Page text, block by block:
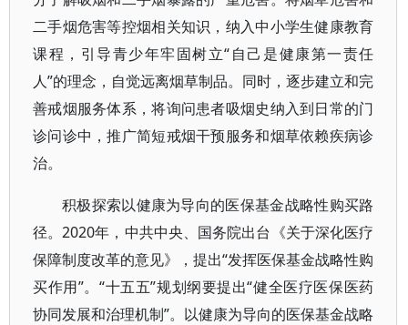
二手烟危害等控烟相关知识，纳入中小学生健康教育
课程，引导青少年牢固树立“自己是健康第一责任
人”的理念，自觉远离烟草制品。同时，逐步建立和完
善戒烟服务体系，将询问患者吸烟史纳入到日常的门
诊问诊中，推广简短戒烟干预服务和烟草依赖疾病诊
治。
积极探索以健康为导向的医保基金战略性购买路
径。2020年，中共中央、国务院出台《关于深化医疗
保障制度改革的意见》，提出“发挥医保基金战略性购
买作用”。“十五五”规划纲要提出“健全医疗医保医药
协同发展和治理机制”。以健康为导向的医保基金战略